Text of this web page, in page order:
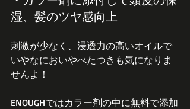
湿、髪のツヤ感向上
刺激が少なく、浸透力の高いオイルで
いやなにおいやべたつきも気になりま
せんよ！
ENOUGHではカラー剤の中に無料で添加